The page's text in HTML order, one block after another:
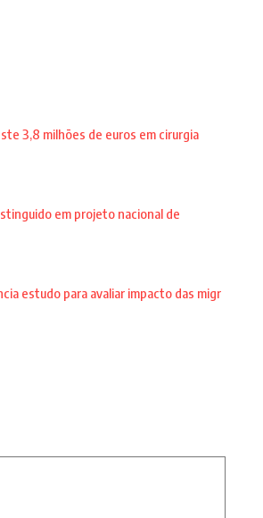
3,8 milhões de euros em cirurgia
em projeto nacional de
estudo para avaliar impacto das migr